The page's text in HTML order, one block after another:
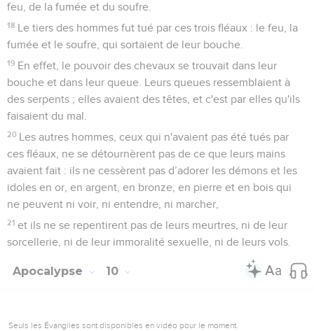
feu, de la fumée et du soufre.
18 Le tiers des hommes fut tué par ces trois fléaux : le feu, la
fumée et le soufre, qui sortaient de leur bouche.
19 En effet, le pouvoir des chevaux se trouvait dans leur
bouche et dans leur queue. Leurs queues ressemblaient à
des serpents ; elles avaient des têtes, et c'est par elles qu'ils
faisaient du mal.
20 Les autres hommes, ceux qui n'avaient pas été tués par
ces fléaux, ne se détournèrent pas de ce que leurs mains
avaient fait : ils ne cessèrent pas d’adorer les démons et les
idoles en or, en argent, en bronze, en pierre et en bois qui
ne peuvent ni voir, ni entendre, ni marcher,
21 et ils ne se repentirent pas de leurs meurtres, ni de leur
sorcellerie, ni de leur immoralité sexuelle, ni de leurs vols.
Apocalypse 10
Seuls les Évangiles sont disponibles en vidéo pour le moment.